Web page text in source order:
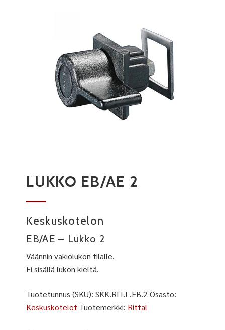
LUKKO EB/AE 2
Keskuskotelon
EB/AE – Lukko 2
Väännin vakiolukon tilalle.
Ei sisällä lukon kieltä.
Tuotetunnus (SKU):SKK.RIT.L.EB.2 Osasto:
Keskuskotelot Tuotemerkki: Rittal